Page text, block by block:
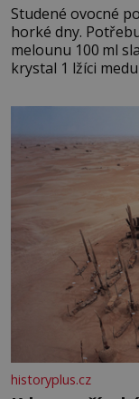
Studené ovocné
horké dny. Potřebujete 200 g jahod 600 g žlutého
melounu 100 ml
krystal 1 lžíci
historyplus.cz